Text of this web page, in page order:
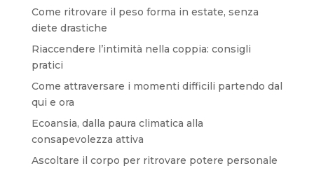
Come ritrovare il peso forma in estate, senza
diete drastiche
Riaccendere l’intimità nella coppia: consigli
pratici
Come attraversare i momenti difficili partendo dal
qui e ora
Ecoansia, dalla paura climatica alla
consapevolezza attiva
Ascoltare il corpo per ritrovare potere personale